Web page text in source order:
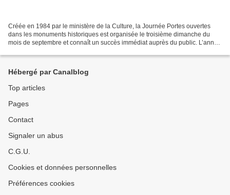
Créée en 1984 par le ministère de la Culture, la Journée Portes ouvertes
dans les monuments historiques est organisée le troisième dimanche du
mois de septembre et connaît un succès immédiat auprès du public. L’année
Hébergé par Canalblog
Top articles
Pages
Contact
Signaler un abus
C.G.U.
Cookies et données personnelles
Préférences cookies